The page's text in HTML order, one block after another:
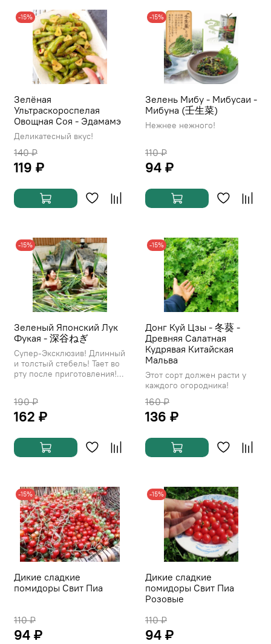
-15%
Зелёная
Ультраскороспелая
Овощная Соя - Эдамамэ
Деликатесный вкус!
140 ₽
119 ₽
-15%
Зелень Мибу - Мибусаи -
Мибуна (壬生菜)
Нежнее нежного!
110 ₽
94 ₽
-15%
Зеленый Японский Лук
Фукая - 深谷ねぎ
Супер-Эксклюзив! Длинный
и толстый стебель! Тает во
рту после приготовления!...
190 ₽
162 ₽
-15%
Донг Куй Цзы - 冬葵 -
Древняя Салатная
Кудрявая Китайская
Мальва
Этот сорт должен расти у
каждого огородника!
160 ₽
136 ₽
-15%
Дикие сладкие
помидоры Свит Пиа
110 ₽
94 ₽
-15%
Дикие сладкие
помидоры Свит Пиа
Розовые
110 ₽
94 ₽